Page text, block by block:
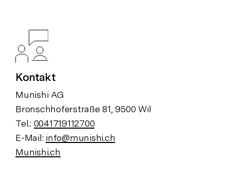
Kontakt
Munishi AG
Bronschhoferstraße 81, 9500 Wil
Tel.: 0041719112700
E-Mail: info@munishi.ch
Munishi.ch